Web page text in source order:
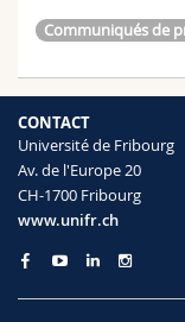
Communiqués de
CONTACT
Université de Fribourg
Av. de l'Europe 20
CH-1700 Fribourg
www.unifr.ch